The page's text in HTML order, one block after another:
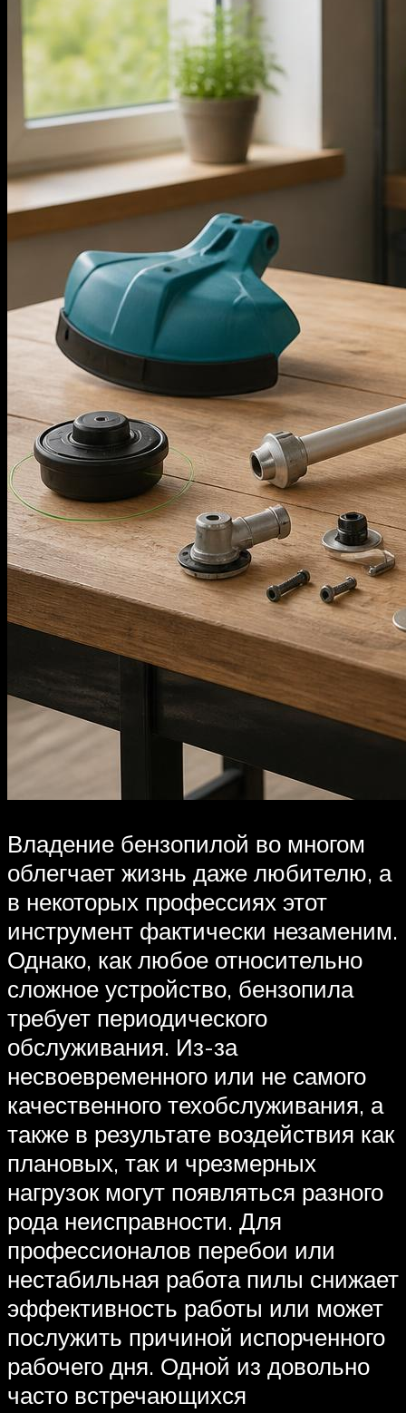
Владение бензопилой во многом
облегчает жизнь даже любителю, а
в некоторых профессиях этот
инструмент фактически незаменим.
Однако, как любое относительно
сложное устройство, бензопила
требует периодического
обслуживания. Из-за
несвоевременного или не самого
качественного техобслуживания, а
также в результате воздействия как
плановых, так и чрезмерных
нагрузок могут появляться разного
рода неисправности. Для
профессионалов перебои или
нестабильная работа пилы снижает
эффективность работы или может
послужить причиной испорченного
рабочего дня. Одной из довольно
часто встречающихся